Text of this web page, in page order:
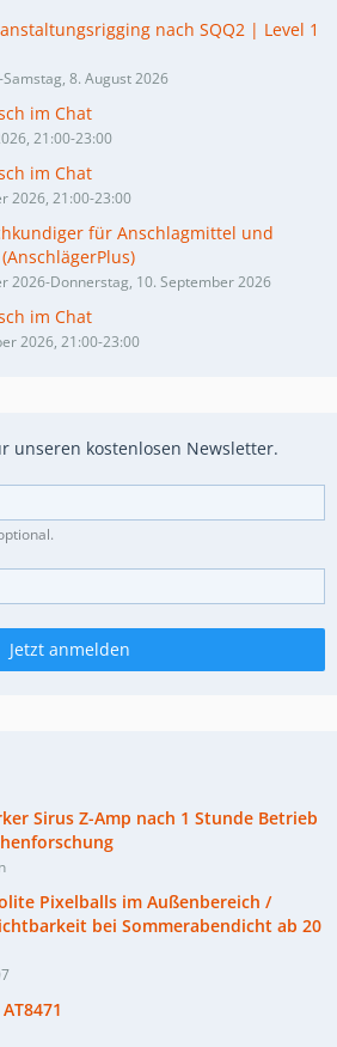
nach SQQ2 | Level 1
8. August 2026
im Chat
21:00-23:00
im Chat
2026, 21:00-23:00
für Anschlagmittel und
2026-Donnerstag, 10. September 2026
im Chat
2026, 21:00-23:00
unseren kostenlosen Newsletter.
Jetzt anmelden
Sirus Z-Amp nach 1 Stunde Betrieb
Pixelballs im Außenbereich /
bei Sommerabendicht ab 20